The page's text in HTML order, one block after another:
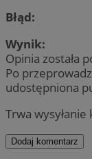
Błąd:
Wynik:
Opinia została
Po
udostępniona
Trwa
Dodaj komentarz